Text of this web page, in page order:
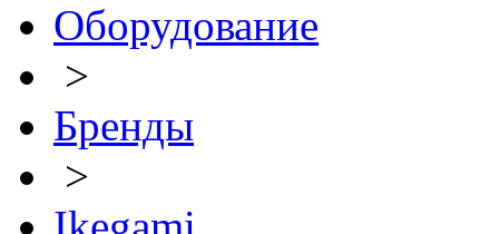
Оборудование
>
Бренды
>